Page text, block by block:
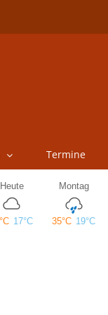
Termine